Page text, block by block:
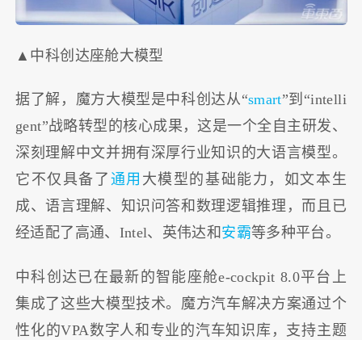
▲中科创达座舱大模型
据了解，魔方大模型是中科创达从“smart”到“intelli
gent”战略转型的核心成果，这是一个全自主研发、
深刻理解中文并拥有深厚行业知识的大语言模型。
它不仅具备了 通用 大模型的基础能力，如文本生
成、语言理解、知识问答和数理逻辑推理，而且已
经适配了高通、Intel、英伟达和 安霸等多种平台。
中科创达已在最新的智能座舱e-cockpit 8.0平台上
集成了这些大模型技术。魔方汽车解决方案通过个
性化的VPA数字人和专业的汽车知识库，支持主题